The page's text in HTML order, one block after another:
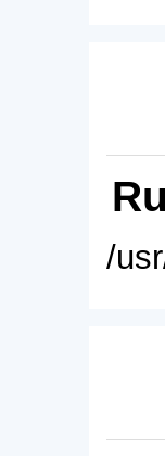
/